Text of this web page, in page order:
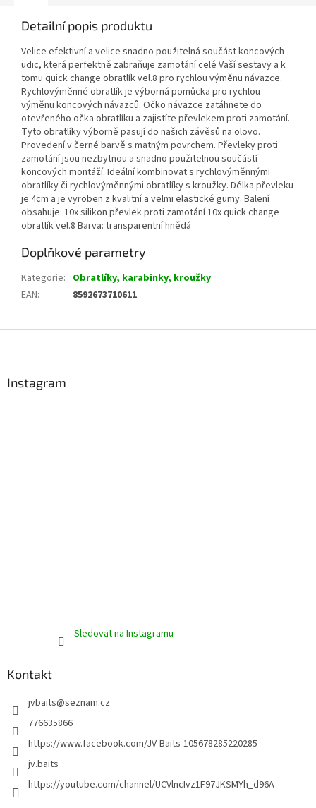
Detailní popis produktu
Velice efektivní a velice snadno použitelná součást koncových
udic, která perfektně zabraňuje zamotání celé Vaší sestavy a k
tomu quick change obratlík vel.8 pro rychlou výměnu návazce.
Rychlovýměnné obratlík je výborná pomůcka pro rychlou
výměnu koncových návazců. Očko návazce zatáhnete do
otevřeného očka obratlíku a zajistíte převlekem proti zamotání.
Tyto obratlíky výborně pasují do našich závěsů na olovo.
Provedení v černé barvě s matným povrchem. Převleky proti
zamotání jsou nezbytnou a snadno použitelnou součástí
koncových montáží. Ideální kombinovat s rychlovýměnnými
obratlíky či rychlovýměnnými obratlíky s kroužky. Délka převleku
je 4cm a je vyroben z kvalitní a velmi elastické gumy. Balení
obsahuje: 10x silikon převlek proti zamotání 10x quick change
obratlík vel.8 Barva: transparentní hnědá
Doplňkové parametry
Kategorie: Obratlíky, karabinky, kroužky
EAN: 8592673710611
Instagram
Sledovat na Instagramu
Kontakt
jvbaits@seznam.cz
776635866
https://www.facebook.com/JV-Baits-105678285220285
jv.baits
https://youtube.com/channel/UCVlncIvz1F97JKSMYh_d96A